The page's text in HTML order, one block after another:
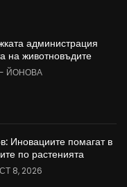
администрация
на животновъдите
ЙОНОВА
Иновациите помагат в
по растенията
8, 2026